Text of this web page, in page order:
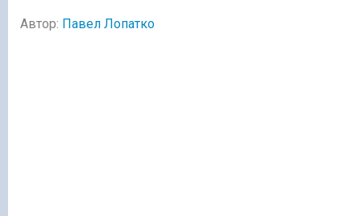
Автор: Павел Лопатко